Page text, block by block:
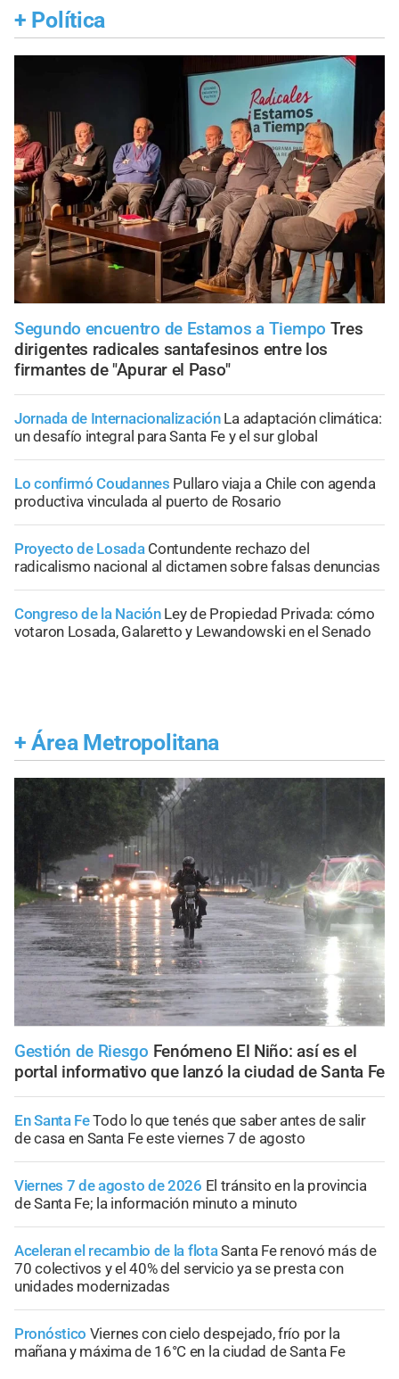
+ Política
Segundo encuentro de Estamos a Tiempo Tres
dirigentes radicales santafesinos entre los
firmantes de "Apurar el Paso"
Jornada de Internacionalización La adaptación climática:
un desafío integral para Santa Fe y el sur global
Lo confirmó Coudannes Pullaro viaja a Chile con agenda
productiva vinculada al puerto de Rosario
Proyecto de Losada Contundente rechazo del
radicalismo nacional al dictamen sobre falsas denuncias
Congreso de la Nación Ley de Propiedad Privada: cómo
votaron Losada, Galaretto y Lewandowski en el Senado
+ Área Metropolitana
Gestión de Riesgo Fenómeno El Niño: así es el
portal informativo que lanzó la ciudad de Santa Fe
En Santa FeTodo lo que tenés que saber antes de salir
de casa en Santa Fe este viernes 7 de agosto
Viernes 7 de agosto de 2026 El tránsito en la provincia
de Santa Fe; la información minuto a minuto
Aceleran el recambio de la flotaSanta Fe renovó más de
70 colectivos y el 40% del servicio ya se presta con
unidades modernizadas
Pronóstico Viernes con cielo despejado, frío por la
mañana y máxima de 16°C en la ciudad de Santa Fe